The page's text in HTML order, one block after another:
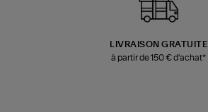
LIVRAISON GRATUITE
à partir de 150 € d'achat*